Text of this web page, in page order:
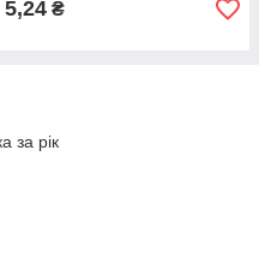
5,24 ₴
за рік